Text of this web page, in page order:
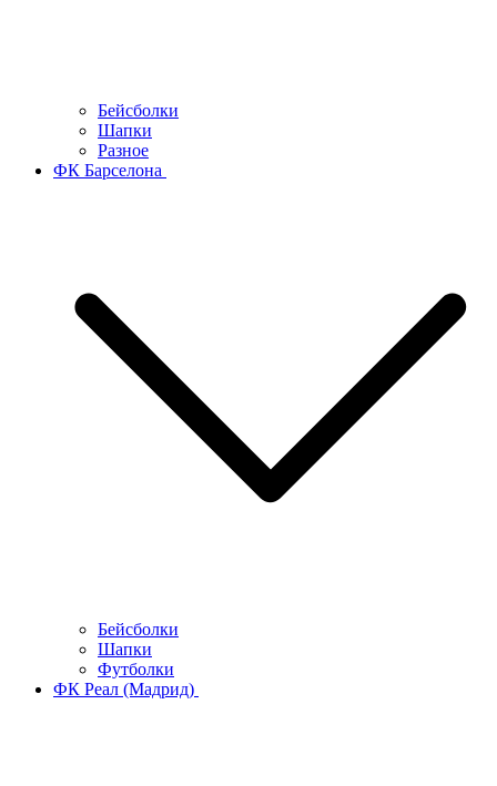
Бейсболки
Шапки
Разное
ФК Барселона
Бейсболки
Шапки
Футболки
ФК Реал (Мадрид)